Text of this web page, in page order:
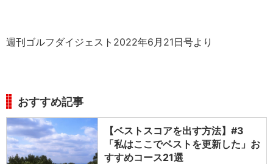
週刊ゴルフダイジェスト2022年6月21日号より
おすすめ記事
【ベストスコアを出す方法】#3
「私はここでベストを更新した」お
すすめコース21選